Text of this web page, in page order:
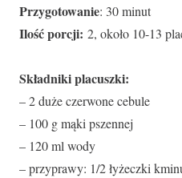
Przygotowanie: 30 minut
Ilość porcji: 2, około 10-13
Składniki placuszki:
– 2 duże czerwone cebule
– 100 g mąki pszennej
– 120 ml wody
– przyprawy: 1/2 łyżeczki